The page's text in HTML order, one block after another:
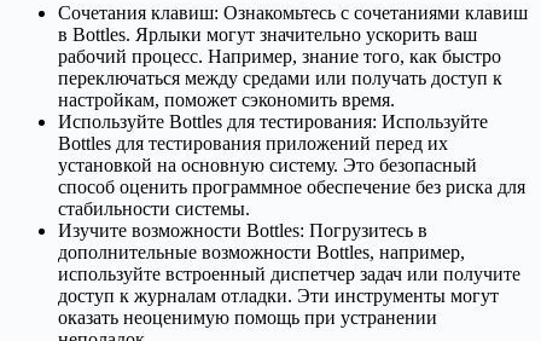
Сочетания клавиш: Ознакомьтесь с сочетаниями клавиш
в Bottles. Ярлыки могут значительно ускорить ваш
рабочий процесс. Например, знание того, как быстро
переключаться между средами или получать доступ к
настройкам, поможет сэкономить время.
Используйте Bottles для тестирования: Используйте
Bottles для тестирования приложений перед их
установкой на основную систему. Это безопасный
способ оценить программное обеспечение без риска для
стабильности системы.
Изучите возможности Bottles: Погрузитесь в
дополнительные возможности Bottles, например,
используйте встроенный диспетчер задач или получите
доступ к журналам отладки. Эти инструменты могут
оказать неоценимую помощь при устранении